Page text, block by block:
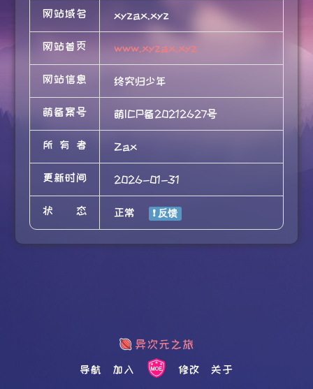
网站域名 xyzax.xyz
网站首页 www.xyzax.xyz
网站信息 终究归少年
萌备案号 萌ICP备20212627号
所有者 Zax
更新时间 2026-01-31
状态 正常
导航 加入 修改 关于